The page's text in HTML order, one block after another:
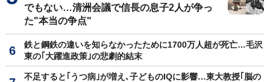
でもない…清洲会議で信長の息子2人が争っ
た"本当の争点"
鉄と鋼鉄の違いを知らなかったために1700万人超が死亡…毛沢
東の｢大躍進政策｣の悲劇的結末
不足すると｢うつ病｣が増え､子どものIQに影響…東大教授｢脳の